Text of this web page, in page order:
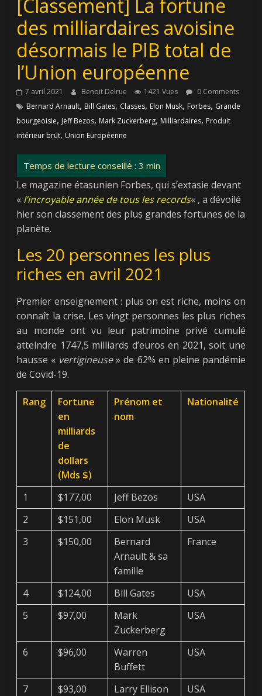
[Classement] La fortune
des milliardaires avoisine
désormais le PIB total de
l’Union européenne
7 avril 2021 Benoit Delrue 1421 Vues
0 Comments
Bernard Arnault, Bill Gates, Classes, Elon Musk, Forbes, Grande
bourgeoisie, Jeff Bezos, Mark Zuckerberg, Milliardaires, Produit
intérieur brut, Union Européenne
Le magazine étasunien Forbes, qui s’extasie devant
« l’incroyable année de tous les records« , a dévoilé
hier son classement des plus grandes fortunes de la
planète.
Les 20 personnes les plus
riches en avril 2021
Premier enseignement : plus on est riche, moins on
connaît la crise. Les vingt personnes les plus riches
au monde ont vu leur patrimoine privé cumulé
atteindre 1747,5 milliards d’euros en 2021, soit une
hausse « vertigineuse» de 62% en pleine pandémie
de Covid-19.
Rang
Fortune
en
milliards
de
dollars
(Mds $)
Prénom et
nom
Nationalité
1 $177,00 Jeff Bezos
USA
2
$151,00 Elon Musk
USA
3
$150,00
Bernard
Arnault & sa
famille
France
4 $124,00 Bill Gates
USA
5
$97,00
Mark
Zuckerberg
USA
6 $96,00
Warren
Buffett
USA
7 $93,00 Larry Ellison
USA